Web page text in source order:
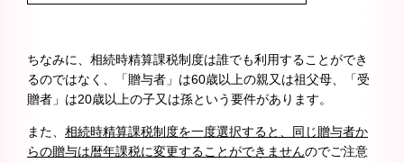
ちなみに、相続時精算課税制度は誰でも利用することができ
るのではなく、「贈与者」は60歳以上の親又は祖父母、「受
贈者」は20歳以上の子又は孫という要件があります。
また、 相続時精算課税制度を一度選択すると、 同じ贈与者か
らの贈与は暦年課税に変更することができませんのでご注意